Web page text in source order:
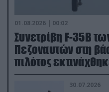
01.08.2026 | 00:02
Συνετρίβη F-35B
Πεζοναυτών στη
πιλότος
30.07.2026